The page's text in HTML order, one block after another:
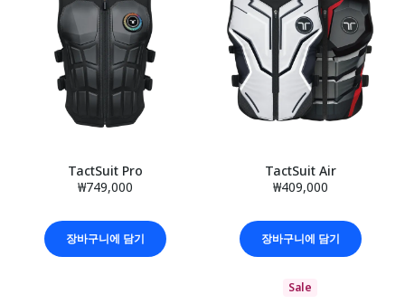
TactSuit Pro
₩749,000
장바구니에 담기
TactSuit Air
₩409,000
장바구니에 담기
Sale